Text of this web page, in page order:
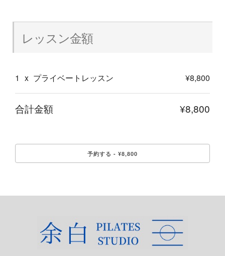
レッスン金額
1 x プライベートレッスン ¥8,800
合計金額 ¥8,800